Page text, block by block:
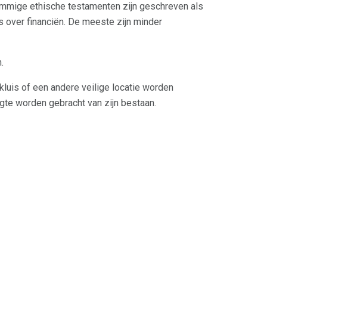
ethische testamenten zijn geschreven als
over financiën. De meeste zijn minder
of een andere veilige locatie worden
worden gebracht van zijn bestaan.